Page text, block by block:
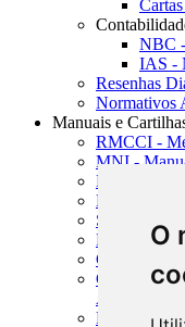
O
NBC
IAS -
Resenhas
Normativos
Manuais e
RMCCI -
MNI -
MTVM -
MCR -
SISORF -
MASUP -
CADOC -
CNAE-
Atividades
PMF -